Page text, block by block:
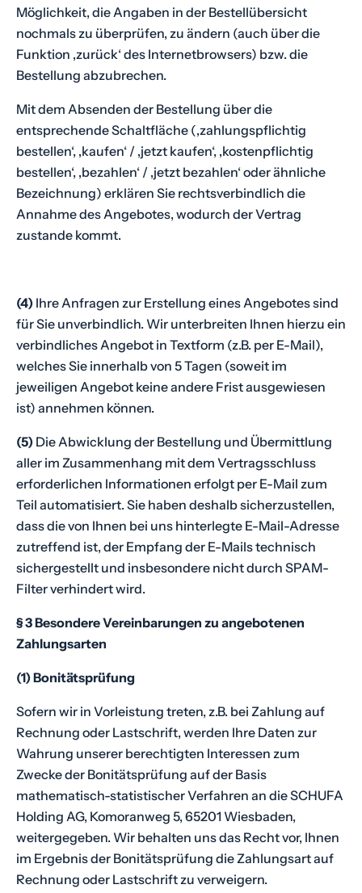
Möglichkeit, die Angaben in der Bestellübersicht
nochmals zu überprüfen, zu ändern (auch über die
Funktion ‚zurück‘ des Internetbrowsers) bzw. die
Bestellung abzubrechen.
Mit dem Absenden der Bestellung über die
entsprechende Schaltfläche (‚zahlungspflichtig
bestellen‘, ‚kaufen‘ / ‚jetzt kaufen‘, ‚kostenpflichtig
bestellen‘, ‚bezahlen‘ / ‚jetzt bezahlen‘ oder ähnliche
Bezeichnung) erklären Sie rechtsverbindlich die
Annahme des Angebotes, wodurch der Vertrag
zustande kommt.
(4) Ihre Anfragen zur Erstellung eines Angebotes sind
für Sie unverbindlich. Wir unterbreiten Ihnen hierzu ein
verbindliches Angebot in Textform (z.B. per E-Mail),
welches Sie innerhalb von 5 Tagen (soweit im
jeweiligen Angebot keine andere Frist ausgewiesen
ist) annehmen können.
(5) Die Abwicklung der Bestellung und Übermittlung
aller im Zusammenhang mit dem Vertragsschluss
erforderlichen Informationen erfolgt per E-Mail zum
Teil automatisiert. Sie haben deshalb sicherzustellen,
dass die von Ihnen bei uns hinterlegte E-Mail-Adresse
zutreffend ist, der Empfang der E-Mails technisch
sichergestellt und insbesondere nicht durch SPAM-
Filter verhindert wird.
§ 3 Besondere Vereinbarungen zu angebotenen
Zahlungsarten
(1) Bonitätsprüfung
Sofern wir in Vorleistung treten, z.B. bei Zahlung auf
Rechnung oder Lastschrift, werden Ihre Daten zur
Wahrung unserer berechtigten Interessen zum
Zwecke der Bonitätsprüfung auf der Basis
mathematisch-statistischer Verfahren an die SCHUFA
Holding AG, Komoranweg 5, 65201 Wiesbaden,
weitergegeben. Wir behalten uns das Recht vor, Ihnen
im Ergebnis der Bonitätsprüfung die Zahlungsart auf
Rechnung oder Lastschrift zu verweigern.